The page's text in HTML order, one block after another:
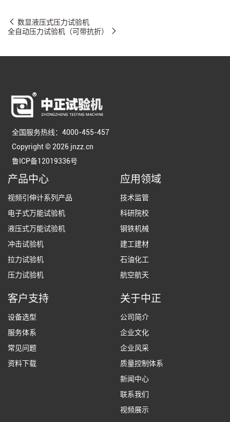
数显液压式压力试验机
全自动压力试验机（可带抗折）
全国服务热线：4000-455-457
Copyright © 2026 jnzz.cn
鲁ICP备12019336号
产品中心
视频引伸计系列产品
电子式万能试验机
液压式万能试验机
冲击试验机
拉力试验机
压力试验机
应用领域
技术监管
科研院校
钢铁机械
建工建材
石油化工
航空航天
客户支持
设备选型
服务体系
常见问题
资料下载
关于中正
公司简介
企业文化
企业风采
质量控制体系
新闻中心
联系我们
视频展示